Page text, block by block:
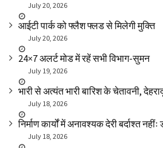
July 20, 2026
आईटी पार्क को फ्लैश फ्लड से मिलेगी मुक्ति
July 20, 2026
24×7 अलर्ट मोड में रहें सभी विभाग-सुमन
July 19, 2026
भारी से अत्यंत भारी बारिश के चेतावनी,
July 18, 2026
निर्माण कार्यों में अनावश्यक देरी बर्दाश्त
July 18, 2026